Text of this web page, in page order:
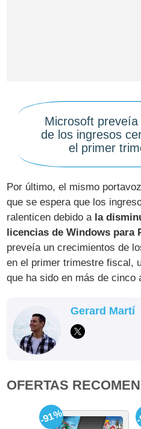
Microsoft
de los ingresos
el primer
Por último, el mismo
que se espera que los
ralenticen debido a la
licencias de Windows para
preveía un crecimientos de
en el primer trimestre fiscal,
que ha sido en más de cinco
Gerard Martí
OFERTAS
-91%